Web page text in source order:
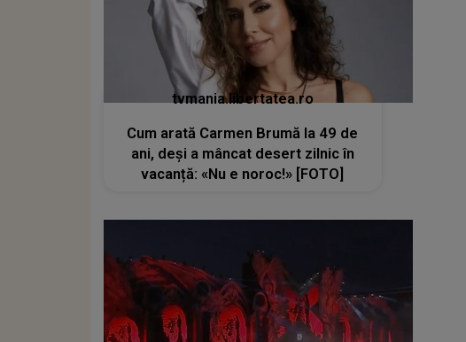
tvmania.libertatea.ro
Cum arată Carmen Brumă la 49 de
ani, deși a mâncat desert zilnic în
vacanță: «Nu e noroc!» [FOTO]